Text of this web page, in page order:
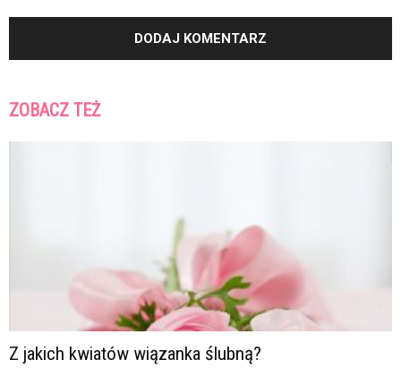
ZOBACZ TEŻ
Z jakich kwiatów wiązanka ślubną?